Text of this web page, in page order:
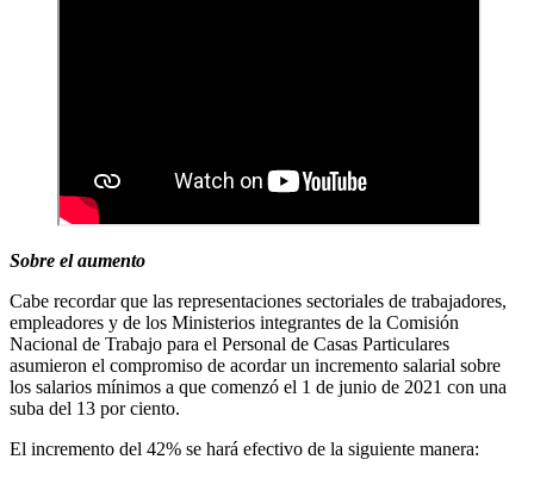
Sobre el aumento
Cabe recordar que las representaciones sectoriales de trabajadores,
empleadores y de los Ministerios integrantes de la Comisión
Nacional de Trabajo para el Personal de Casas Particulares
asumieron el compromiso de acordar un incremento salarial sobre
los salarios mínimos a que comenzó el 1 de junio de 2021 con una
suba del 13 por ciento.
El incremento del 42% se hará efectivo de la siguiente manera: